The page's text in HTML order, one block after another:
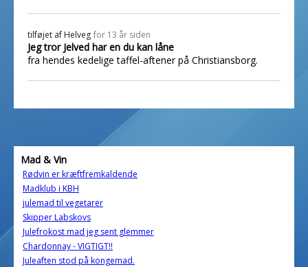
tilføjet af Helveg for 13 år siden
Jeg tror Jelved har en du kan låne
fra hendes kedelige taffel-aftener på Christiansborg.
Mad & Vin
Rødvin er kræftfremkaldende
Madklub i KBH
julemad til vegetarer
Skipper Labskovs
Julefrokost mad jeg sent glemmer
Chardonnay - VIGTIGT!!
Juleaften stod på kongemad.